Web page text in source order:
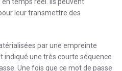
leur transmettre des
par une empreinte
indiqué une très courte séquence
Une fois que ce mot de passe